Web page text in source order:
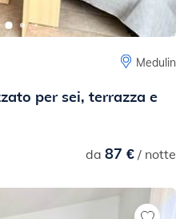
Medulin
per sei, terrazza e
da 87 €/ notte